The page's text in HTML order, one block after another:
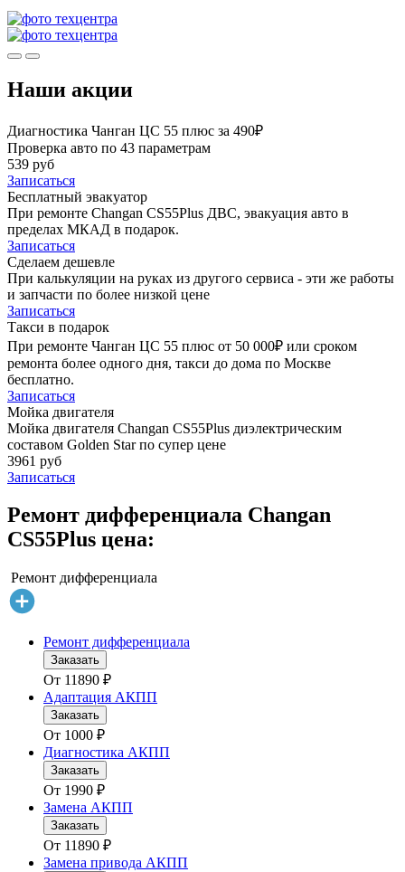
Наши акции
Диагностика Чанган ЦС 55 плюс за 490₽
Проверка авто по 43 параметрам
539 руб
Записаться
Бесплатный эвакуатор
При ремонте Changan CS55Plus ДВС, эвакуация авто в
пределах МКАД в подарок.
Записаться
Сделаем дешевле
При калькуляции на руках из другого сервиса - эти же работы
и запчасти по более низкой цене
Записаться
Такси в подарок
При ремонте Чанган ЦС 55 плюс от 50 000₽ или сроком
ремонта более одного дня, такси до дома по Москве
бесплатно.
Записаться
Мойка двигателя
Мойка двигателя Changan CS55Plus диэлектрическим
составом Golden Star по супер цене
3961 руб
Записаться
Ремонт дифференциала Changan
CS55Plus цена:
Ремонт дифференциала
Ремонт дифференциала
Заказать
От 11890 ₽
Адаптация АКПП
Заказать
От 1000 ₽
Диагностика АКПП
Заказать
От 1990 ₽
Замена АКПП
Заказать
От 11890 ₽
Замена привода АКПП